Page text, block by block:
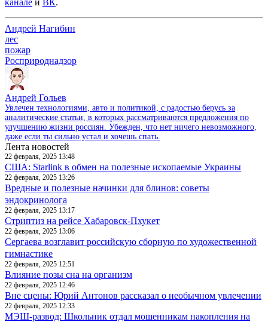
Андрей Нагибин
лес
пожар
Росприроднадзор
Андрей Гольев
Увлечен технологиями, авто и политикой, с радостью берусь за
аналитические статьи, в которых рассматриваются предложения по
улучшению жизни россиян. Убежден, что нет ничего невозможного,
даже если ты сильно устал и хочешь спать.
Лента новостей
22 февраля, 2025 13:48
США: Starlink в обмен на полезные ископаемые Украины
22 февраля, 2025 13:26
Вредные и полезные начинки для блинов: советы
эндокринолога
22 февраля, 2025 13:17
Стриптиз на рейсе Хабаровск-Пхукет
22 февраля, 2025 13:06
Сергаева возглавит российскую сборную по художественной
гимнастике
22 февраля, 2025 12:51
Влияние позы сна на организм
22 февраля, 2025 12:46
Вне сцены: Юрий Антонов рассказал о необычном увлечении
22 февраля, 2025 12:33
МЭШ-развод: Школьник отдал мошенникам накопления на